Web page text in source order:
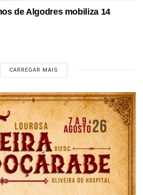
de Algodres mobiliza 14
CARREGAR MAIS